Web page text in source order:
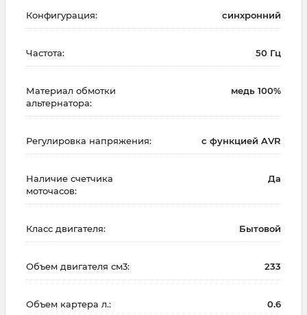
Конфигурация: синхронний
Частота: 50 Гц
Материал обмотки
альтернатора:
медь 100%
Регулировка напряжения: с функцией AVR
Наличие счетчика
моточасов:
Да
Класс двигателя: Бытовой
Объем двигателя см3: 233
Объем картера л.: 0.6